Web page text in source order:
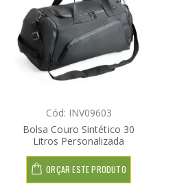
Cód: INV09603
Bolsa Couro Sintético 30
Litros Personalizada
ORÇAR ESTE PRODUTO